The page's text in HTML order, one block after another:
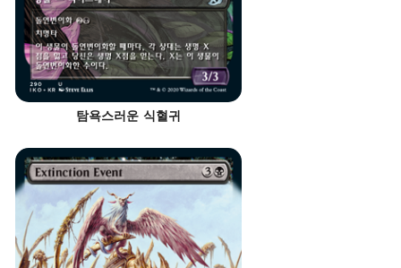
탐욕스러운 식혈귀